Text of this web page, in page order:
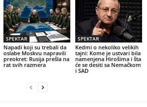
SPEKTAR
Napadi koji su trebali da
oslabe Moskvu napravili
preokret: Rusija prešla na
rat svih razmera
SPEKTAR
Kedmi o nekoliko velikih
tajni: Kome je ustvari bila
namenjena Hirošima i šta
će se desiti sa Nemačkom
i SAD